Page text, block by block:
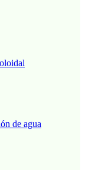
de agua